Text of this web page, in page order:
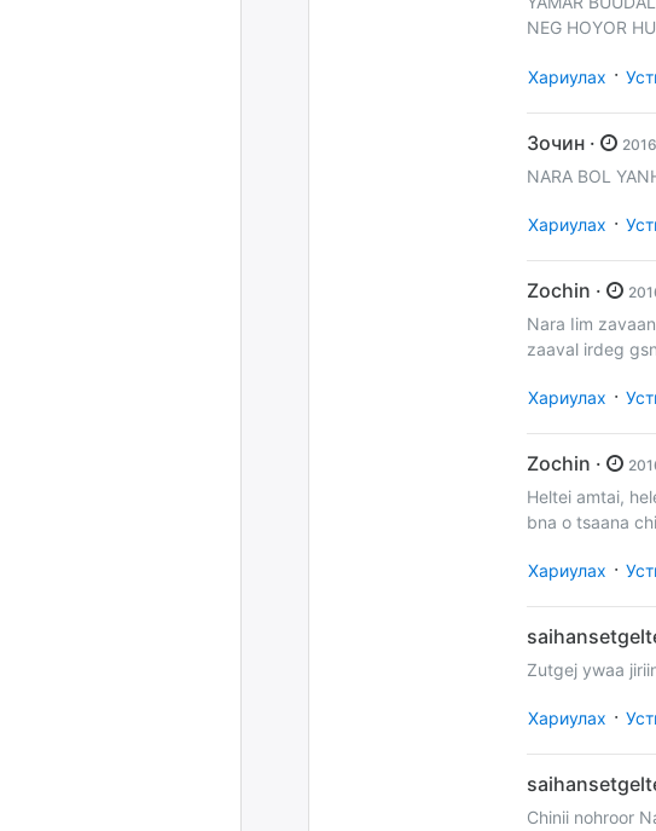
NEG HOYOR
Хариулах ·
Зочин ·
NARA BOL
Хариулах ·
Zochin ·
Nara Iim
zaaval irdeg gsn
Хариулах ·
Zochin ·
Heltei amtai,
bna o tsaana
Хариулах ·
Zutgej ywaa
Хариулах ·
Chinii nohroor